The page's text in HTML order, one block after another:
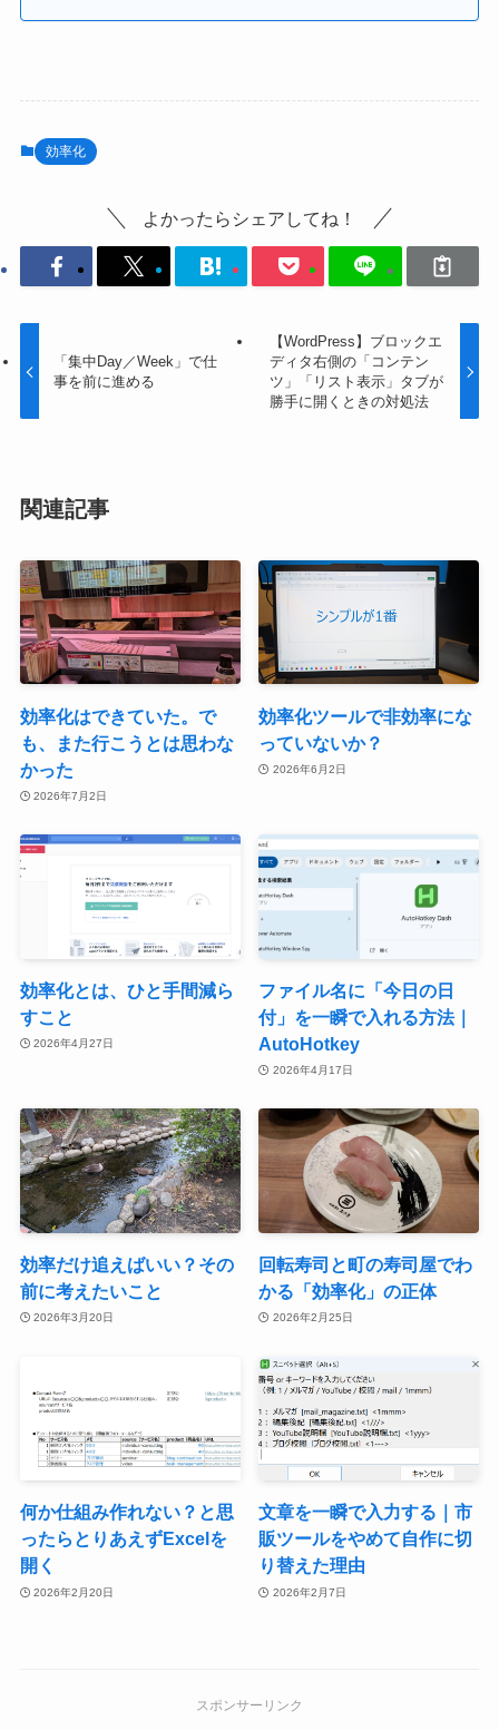
効率化
よかったらシェアしてね！
「集中Day／Week」で仕
事を前に進める
【WordPress】ブロックエ
ディタ右側の「コンテン
ツ」「リスト表示」タブが
勝手に開くときの対処法
関連記事
効率化はできていた。で
も、また行こうとは思わな
かった
2026年7月2日
効率化ツールで非効率にな
っていないか？
2026年6月2日
効率化とは、ひと手間減ら
すこと
2026年4月27日
ファイル名に「今日の日
付」を一瞬で入れる方法｜
AutoHotkey
2026年4月17日
効率だけ追えばいい？その
前に考えたいこと
2026年3月20日
回転寿司と町の寿司屋でわ
かる「効率化」の正体
2026年2月25日
何か仕組み作れない？と思
ったらとりあえずExcelを
開く
2026年2月20日
文章を一瞬で入力する｜市
販ツールをやめて自作に切
り替えた理由
2026年2月7日
スポンサーリンク